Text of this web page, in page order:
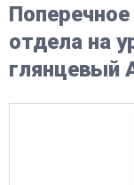
Поперечное
отдела на
глянцевый